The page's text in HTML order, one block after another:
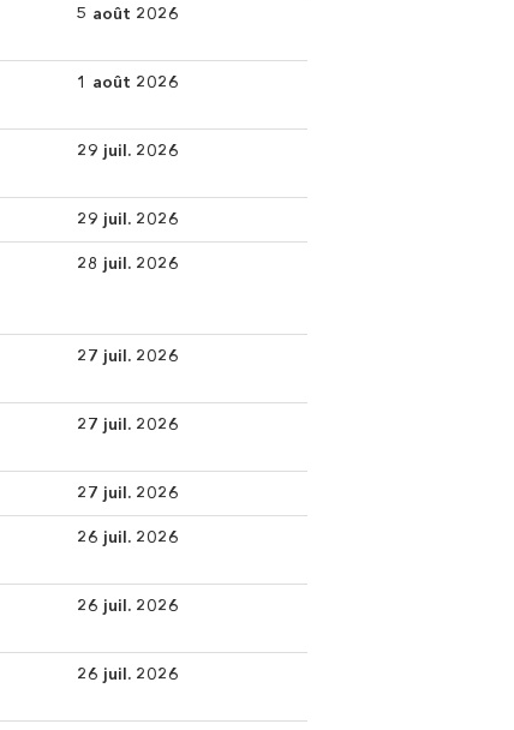
5 août 2026
1 août 2026
29 juil. 2026
29 juil. 2026
28 juil. 2026
27 juil. 2026
27 juil. 2026
27 juil. 2026
26 juil. 2026
26 juil. 2026
26 juil. 2026